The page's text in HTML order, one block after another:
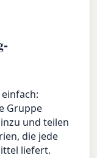
Gruppe
und teilen
die jede
liefert.